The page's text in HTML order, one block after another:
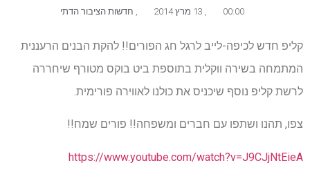
00:00
,
, חדשות הציבור הדתי
קליפ חדש לכיפה-לייב לרגל חג הפורים!! להקת הבנים הרעננית
המתמחה בשירה ווקלית בתוספת ביט בוקס מטורף שיחררה
לרשת קליפ נוסף שיכניס את כולנו לאווירה פורימית.
צפו, תהנו ושתפו עם חברים ומשפחה!! פורים שמח!!
https://www.youtube.com/watch?v=J9CJjNtEieA